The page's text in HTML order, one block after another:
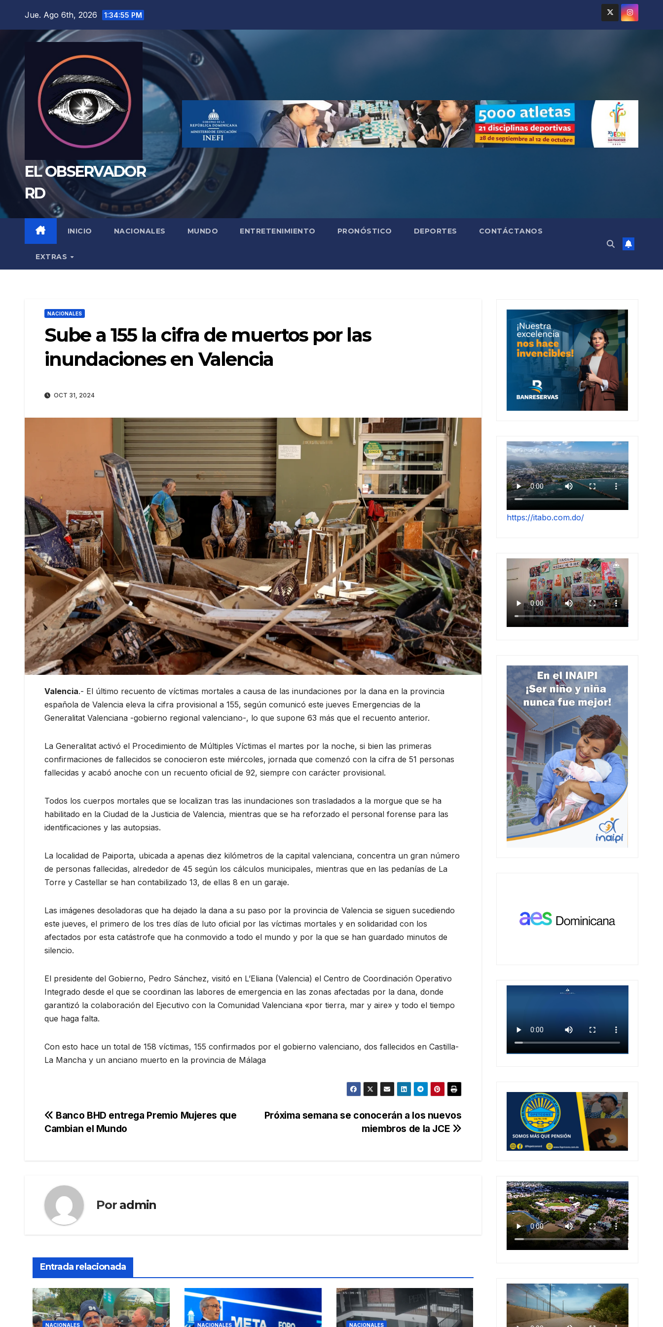
Jue. Ago 6th, 2026 1:34:57 PM
EL OBSERVADOR
RD
INICIO NACIONALES MUNDO ENTRETENIMIENTO PRONÓSTICO DEPORTES CONTÁCTANOS
EXTRAS
NACIONALES
Sube a 155 la cifra de muertos por las
inundaciones en Valencia
OCT 31, 2024
Valencia.- El último recuento de víctimas mortales a causa de las inundaciones por la dana en la provincia
española de Valencia eleva la cifra provisional a 155, según comunicó este jueves Emergencias de la
Generalitat Valenciana -gobierno regional valenciano-, lo que supone 63 más que el recuento anterior.
La Generalitat activó el Procedimiento de Múltiples Víctimas el martes por la noche, si bien las primeras
confirmaciones de fallecidos se conocieron este miércoles, jornada que comenzó con la cifra de 51 personas
fallecidas y acabó anoche con un recuento oficial de 92, siempre con carácter provisional.
Todos los cuerpos mortales que se localizan tras las inundaciones son trasladados a la morgue que se ha
habilitado en la Ciudad de la Justicia de Valencia, mientras que se ha reforzado el personal forense para las
identificaciones y las autopsias.
La localidad de Paiporta, ubicada a apenas diez kilómetros de la capital valenciana, concentra un gran número
de personas fallecidas, alrededor de 45 según los cálculos municipales, mientras que en las pedanías de La
Torre y Castellar se han contabilizado 13, de ellas 8 en un garaje.
Las imágenes desoladoras que ha dejado la dana a su paso por la provincia de Valencia se siguen sucediendo
este jueves, el primero de los tres días de luto oficial por las víctimas mortales y en solidaridad con los
afectados por esta catástrofe que ha conmovido a todo el mundo y por la que se han guardado minutos de
silencio.
El presidente del Gobierno, Pedro Sánchez, visitó en L’Eliana (Valencia) el Centro de Coordinación Operativo
Integrado desde el que se coordinan las labores de emergencia en las zonas afectadas por la dana, donde
garantizó la colaboración del Ejecutivo con la Comunidad Valenciana «por tierra, mar y aire» y todo el tiempo
que haga falta.
Con esto hace un total de 158 víctimas, 155 confirmados por el gobierno valenciano, dos fallecidos en Castilla-
La Mancha y un anciano muerto en la provincia de Málaga
Navegación
Próxima semana se conocerán a los nuevos
miembros de la JCE
Banco BHD entrega Premio Mujeres que
Cambian el Mundo
Por admin
Entrada relacionada
NACIONALES NACIONALES NACIONALES
https://itabo.com.do/